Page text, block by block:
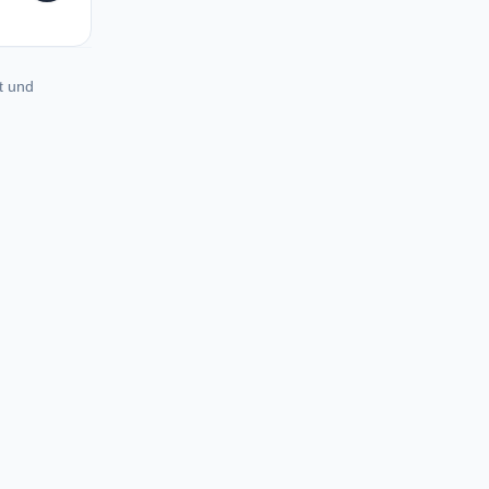
und